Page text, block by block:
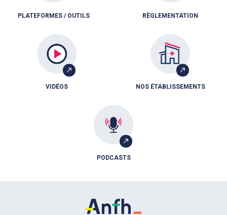
PLATEFORMES / OUTILS RÈGLEMENTATION
VIDÉOS NOS ÉTABLISSEMENTS
PODCASTS